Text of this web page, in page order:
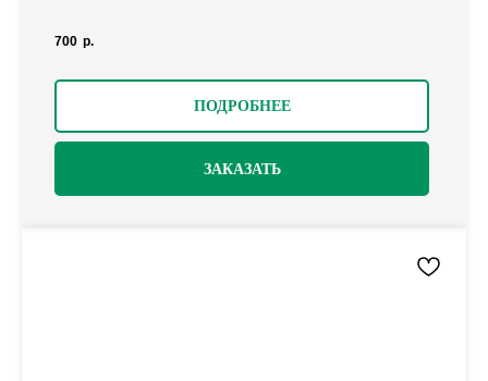
700 р.
ПОДРОБНЕЕ
ЗАКАЗАТЬ